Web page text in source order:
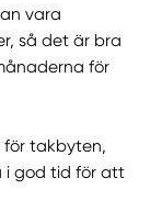
vara
så det är bra
för
för takbyten,
i god tid för att